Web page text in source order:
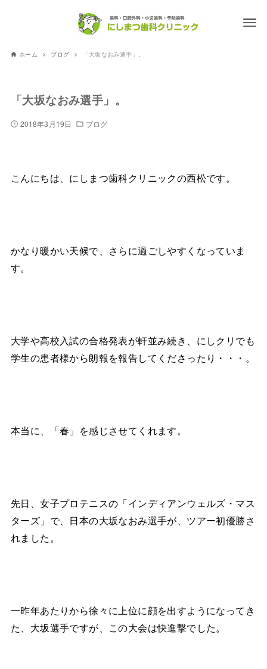
ホーム ブログ 「大坂なおみ選手」。
「大坂なおみ選手」。
2018年3月19日 ブログ
こんにちは、にしまつ歯科クリニックの西松です。
かなり暖かい天候で、さらに過ごしやすくなっていま
す。
大学や高校入試の合格発表が軒並み続き、にしクリでも
学生の患者様から朗報を報告してくださったり・・・。
本当に、「春」を感じさせてくれます。
先日、女子プロテニスの「インディアンウェルズ・マス
ターズ」で、日本の大坂なおみ選手が、ツアー初優勝さ
れました。
一昨年あたりから徐々に上位に顔を出すようになってき
た、大坂選手ですが、この大会は快進撃でした。